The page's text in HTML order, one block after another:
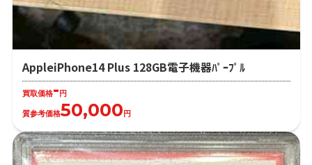
AppleiPhone14 Plus 128GB電子機器ﾊﾟｰﾌﾟﾙ
買取価格-円
質参考価格50,000円